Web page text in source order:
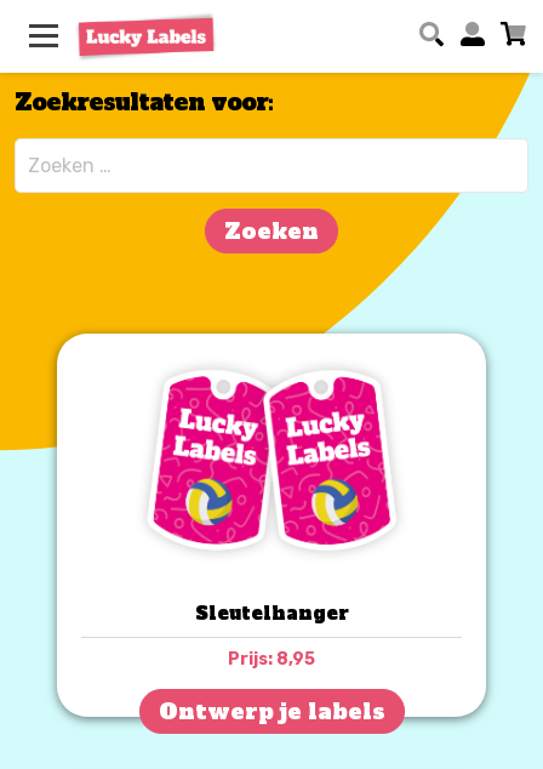
Zoekresultaten voor:
Zoeken
naar:
Sleutelhanger
Prijs: 8,95
Ontwerp je labels